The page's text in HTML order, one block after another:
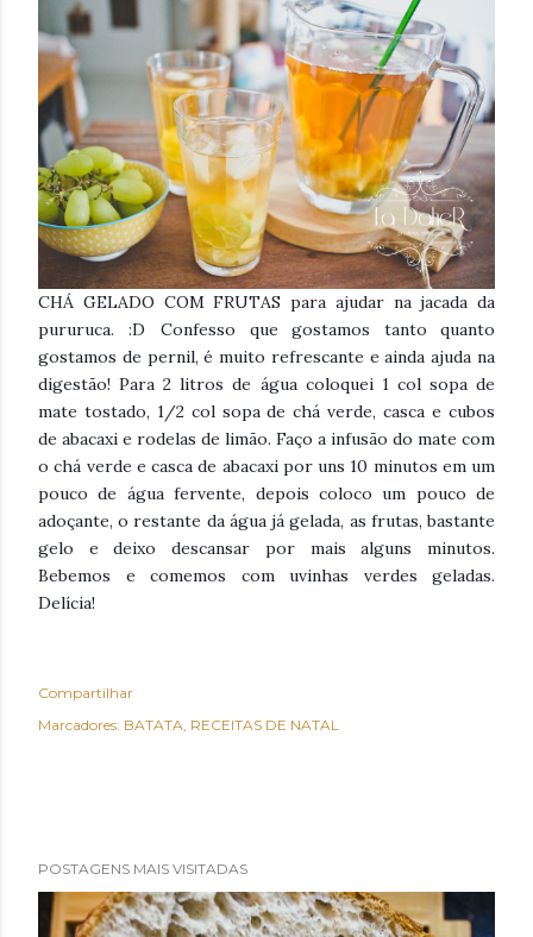
CHÁ GELADO COM FRUTAS para ajudar na jacada da
pururuca. :D
😄
Confesso que gostamos tanto quanto
gostamos de pernil, é muito refrescante e ainda ajuda na
digestão! Para 2 litros de água coloquei 1 col sopa de
mate tostado, 1/2 col sopa de chá verde, casca e cubos
de abacaxi e rodelas de limão. Faço a infusão do mate com
o chá verde e casca de abacaxi por uns 10 minutos em um
pouco de água fervente, depois coloco um pouco de
adoçante, o restante da água já gelada, as frutas, bastante
gelo e deixo descansar por mais alguns minutos.
Bebemos e comemos com uvinhas verdes geladas.
Delícia!
Compartilhar
Marcadores: BATATA RECEITAS DE NATAL
POSTAGENS MAIS VISITADAS